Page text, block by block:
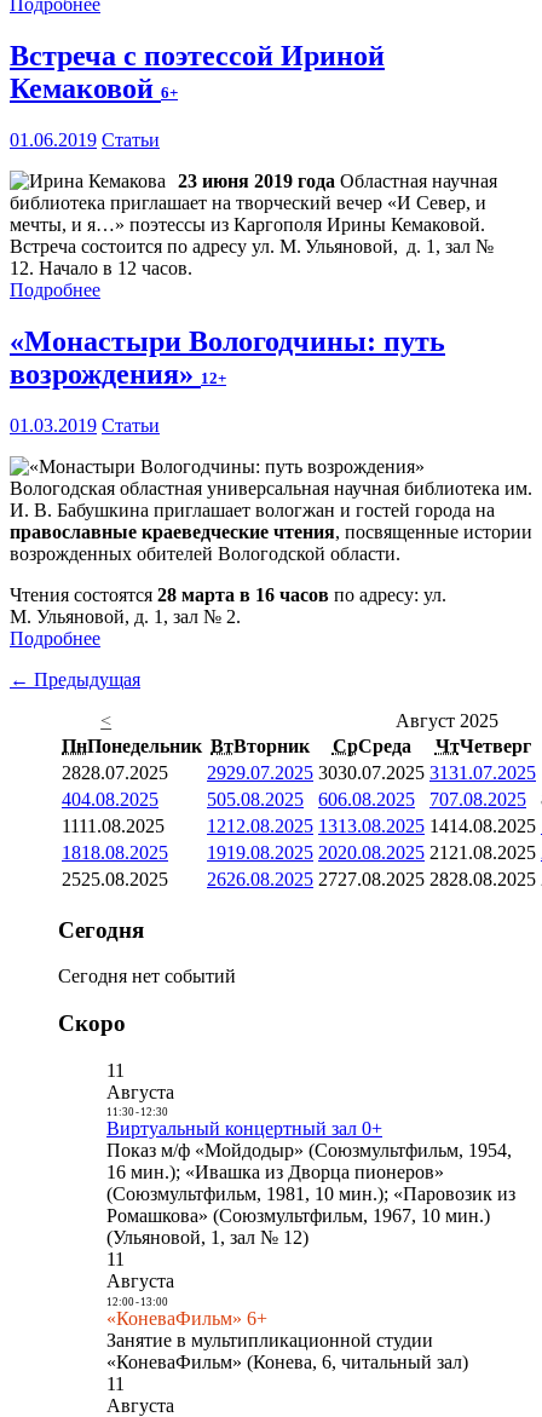
Подробнее
Встреча с поэтессой Ириной
Кемаковой 6+
01.06.2019 Статьи
23 июня 2019 года Областная научная
библиотека приглашает на творческий вечер «И Север, и
мечты, и я…» поэтессы из Каргополя Ирины Кемаковой.
Встреча состоится по адресу ул. М. Ульяновой, д. 1, зал №
12. Начало в 12 часов.
Подробнее
«Монастыри Вологодчины: путь
возрождения» 12+
01.03.2019 Статьи
Вологодская областная универсальная научная библиотека им.
И. В. Бабушкина приглашает вологжан и гостей города на
православные краеведческие чтения, посвященные истории
возрожденных обителей Вологодской области.
Чтения состоятся 28 марта в 16 часов по адресу: ул.
М. Ульяновой, д. 1, зал № 2.
Подробнее
← Предыдущая
<
Август 2025
ПнПонедельник ВтВторник СрСреда ЧтЧетверг
2828.07.2025 2929.07.2025 3030.07.2025 3131.07.2025
404.08.2025 505.08.2025 606.08.2025 707.08.2025
1111.08.2025 1212.08.2025 1313.08.2025 1414.08.2025
1818.08.2025 1919.08.2025 2020.08.2025 21 21.08.2025
2525.08.2025 2626.08.2025 2727.08.2025 2828.08.2025
Сегодня
Сегодня нет событий
Скоро
11
Августа
11:30- 12:30
Виртуальный концертный зал 0+
Показ м/ф «Мойдодыр» (Союзмультфильм, 1954,
16 мин.); «Ивашка из Дворца пионеров»
(Союзмультфильм, 1981, 10 мин.); «Паровозик из
Ромашкова» (Союзмультфильм, 1967, 10 мин.)
(Ульяновой, 1, зал № 12)
11
Августа
12:00- 13:00
«КоневаФильм» 6+
Занятие в мультипликационной студии
«КоневаФильм» (Конева, 6, читальный зал)
11
Августа